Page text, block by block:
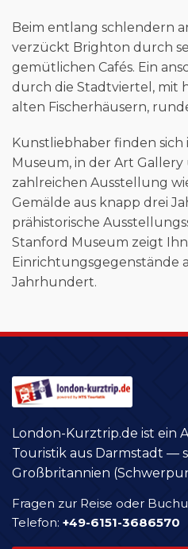
Beim entlang schlendern
verzückt Brighton durch
gemütlichen Cafés. Ein
durch die Stadtviertel, mit
alten Fischerhäusern,
Kunstliebhaber finden
Museum, in der Art
zahlreichen Ausstellung
Gemälde aus knapp drei
prähistorische
Stanford Museum zeigt
Einrichtungsgegenstände
Jahrhundert.
London-Kurztrip.de ist ein
Touristik aus Darmstadt —
Großbritannien
Fragen zur Reise oder
Telefon: +49-6151-3686570